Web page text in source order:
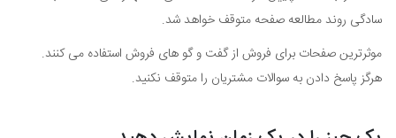
سادگی روند مطالعه صفحه متوقف خواهد شد.
موثرترین صفحات برای فروش از گفت و گو های فروش استفاده می کنند.
هرگز پاسخ دادن به سوالات مشتریان را متوقف نکنید.